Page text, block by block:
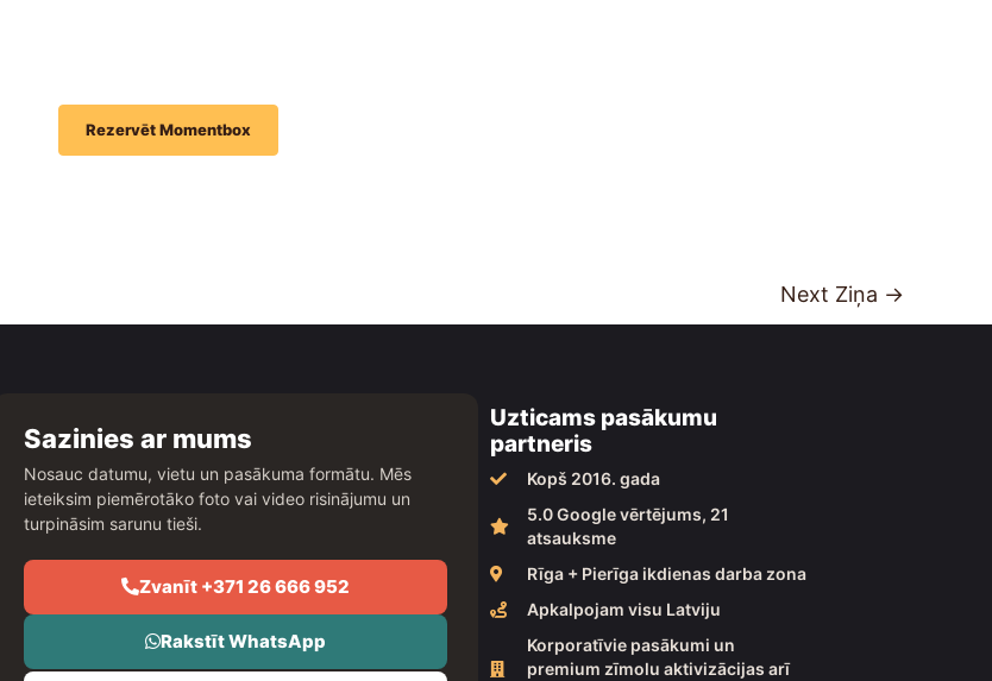
Rezervēt Momentbox
Next Ziņa →
Sazinies ar mums
Nosauc datumu, vietu un pasākuma formātu. Mēs
ieteiksim piemērotāko foto vai video risinājumu un
turpināsim sarunu tieši.
Zvanīt +371 26 666 952
Rakstīt WhatsApp
Uzticams pasākumu
partneris
Kopš 2016. gada
5.0 Google vērtējums, 21
atsauksme
Rīga + Pierīga ikdienas darba zona
Apkalpojam visu Latviju
Korporatīvie pasākumi un
premium zīmolu aktivizācijas arī